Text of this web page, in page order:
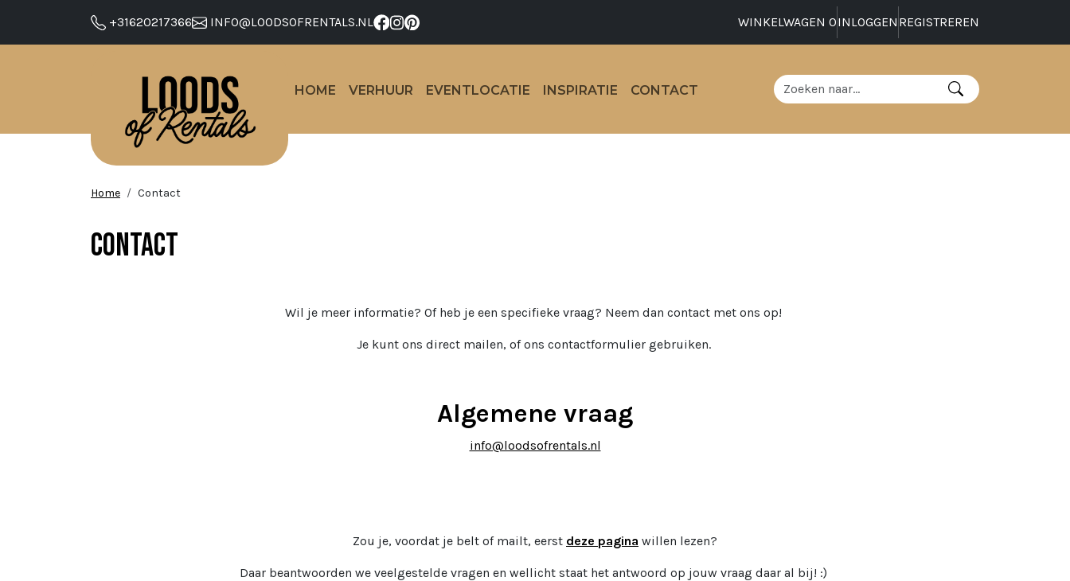
+31620217366 INFO@LOODSOFRENTALS.NL WINKELWAGEN 0INLOGGEN REGISTREREN
HOME VERHUUR EVENTLOCATIE INSPIRATIE CONTACT
Home Contact
Contact
Wil je meer informatie? Of heb je een specifieke vraag? Neem dan contact met ons op!
Je kunt ons direct mailen, of ons contactformulier gebruiken.
Algemene vraag
info@loodsofrentals.nl
Zou je, voordat je belt of mailt, eerst deze pagina willen lezen?
Daar beantwoorden we veelgestelde vragen en wellicht staat het antwoord op jouw vraag daar al bij! :)